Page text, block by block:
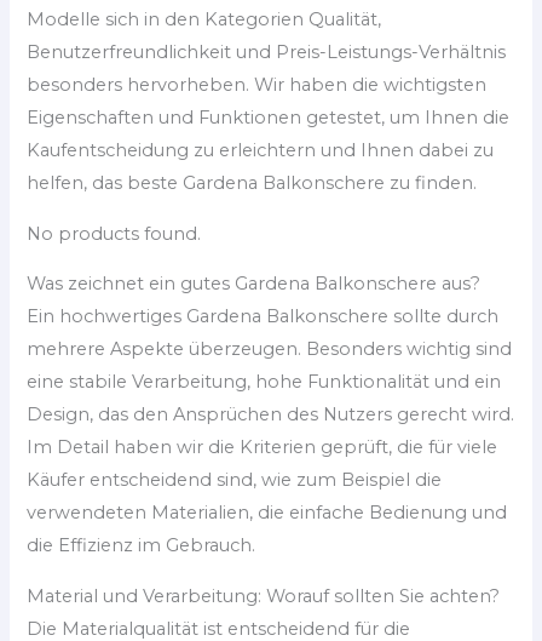
Modelle sich in den Kategorien Qualität,
Benutzerfreundlichkeit und Preis-Leistungs-Verhältnis
besonders hervorheben. Wir haben die wichtigsten
Eigenschaften und Funktionen getestet, um Ihnen die
Kaufentscheidung zu erleichtern und Ihnen dabei zu
helfen, das beste Gardena Balkonschere zu finden.
No products found.
Was zeichnet ein gutes Gardena Balkonschere aus?
Ein hochwertiges Gardena Balkonschere sollte durch
mehrere Aspekte überzeugen. Besonders wichtig sind
eine stabile Verarbeitung, hohe Funktionalität und ein
Design, das den Ansprüchen des Nutzers gerecht wird.
Im Detail haben wir die Kriterien geprüft, die für viele
Käufer entscheidend sind, wie zum Beispiel die
verwendeten Materialien, die einfache Bedienung und
die Effizienz im Gebrauch.
Material und Verarbeitung: Worauf sollten Sie achten?
Die Materialqualität ist entscheidend für die